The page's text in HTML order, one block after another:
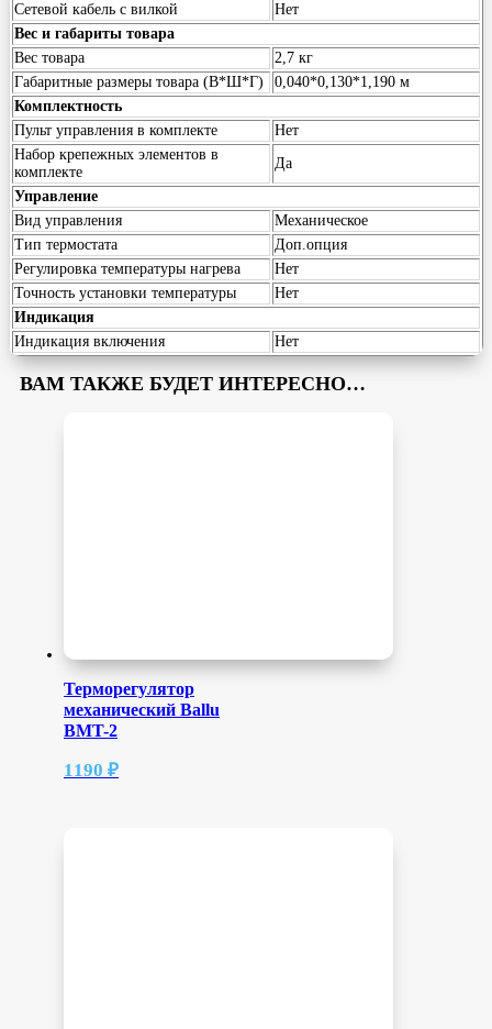
Сетевой кабель с вилкой
Нет
Вес и габариты товара
Вес товара
2,7 кг
Габаритные размеры товара (В*Ш*Г)
0,040*0,130*1,190 м
Комплектность
Пульт управления в комплекте
Нет
Набор крепежных элементов в
комплекте
Да
Управление
Вид управления
Механическое
Тип термостата
Доп.опция
Регулировка температуры нагрева
Нет
Точность установки температуры
Нет
Индикация
Индикация включения
Нет
ВАМ ТАКЖЕ БУДЕТ ИНТЕРЕСНО…
Терморегулятор
механический Ballu
BMT-2
1190 ₽